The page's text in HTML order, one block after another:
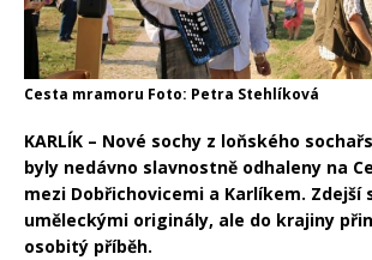
Cesta mramoru Foto: Petra Stehlíková
KARLÍK – Nové sochy z loňského
byly nedávno slavnostně odhaleny na
mezi Dobřichovicemi a Karlíkem. Zdejší
uměleckými originály, ale do krajiny
osobitý příběh.